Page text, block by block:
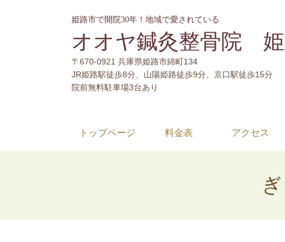
姫路市で開院30年！地域で愛されている
オオヤ鍼灸整骨院
〒670-0921 兵庫県姫路市綿町134
JR姫路駅徒歩8分、山陽姫路徒歩9分、京口駅徒歩15分
院前無料駐車場3台あり
トップページ 料金表 アクセス